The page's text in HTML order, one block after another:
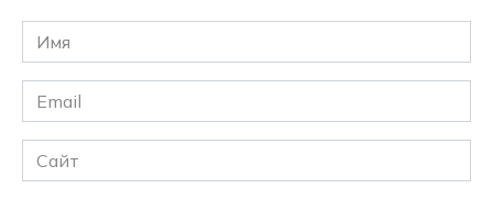
Имя
*
Email
*
Сайт